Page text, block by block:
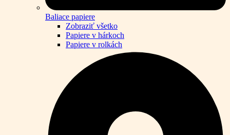
Baliace papiere
Zobraziť všetko
Papiere v hárkoch
Papiere v rolkách